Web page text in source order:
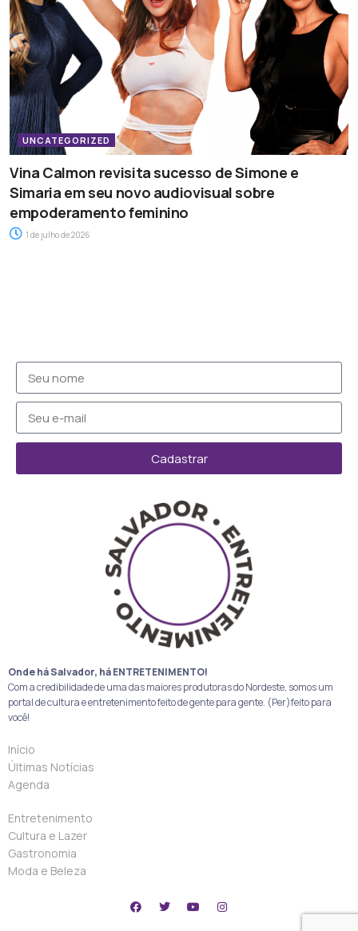
UNCATEGORIZED
Vina Calmon revisita sucesso de Simone e
Simaria em seu novo audiovisual sobre
empoderamento feminino
1 de julho de 2026
Cadastrar
Onde há Salvador, há ENTRETENIMENTO!
Com a credibilidade de uma das maiores produtoras do Nordeste, somos um
portal de cultura e entretenimento feito de gente para gente. (Per)feito para
você!
Início
Últimas Notícias
Agenda
Entretenimento
Cultura e Lazer
Gastronomia
Moda e Beleza